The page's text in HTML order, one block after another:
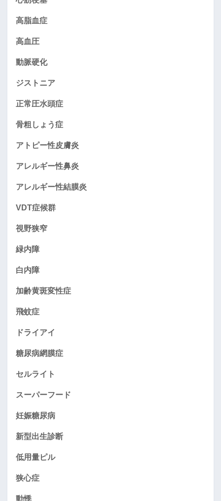
高脂血症
高血圧
動脈硬化
ジストニア
正常圧水頭症
骨粗しょう症
アトピー性皮膚炎
アレルギー性鼻炎
アレルギー性結膜炎
VDT症候群
視野狭窄
緑内障
白内障
加齢黄斑変性症
飛蚊症
ドライアイ
糖尿病網膜症
セルライト
スーパーフード
妊娠糖尿病
新型出生診断
低用量ピル
狭心症
動悸